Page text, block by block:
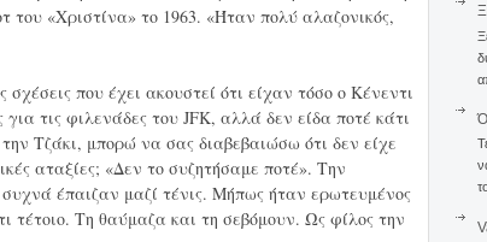
του «Χριστίνα» το 1963. «Ήταν πολύ αλαζονικός,
που έχει ακουστεί ότι είχαν τόσο ο Κένεντι
τις φιλενάδες του JFK, αλλά δεν είδα ποτέ κάτι
Τζάκι, μπορώ να σας διαβεβαιώσω ότι δεν είχε
αταξίες; «Δεν το συζητήσαμε ποτέ». Την
έπαιζαν μαζί τένις. Μήπως ήταν ερωτευμένος
τέτοιο. Τη θαύμαζα και τη σεβόμουν. Ως φίλος την